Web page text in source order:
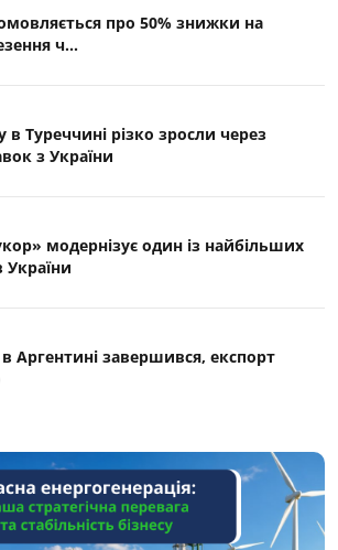
про 50% знижки на
ч...
в Туреччині різко зросли через
з України
модернізує один із найбільших
України
Аргентині завершився, експорт